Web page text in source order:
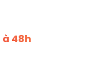
à 48h